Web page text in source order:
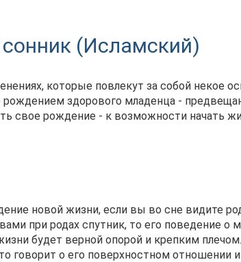
(Исламский)
которые повлекут за собой некое
рождением здорового младенца -
свое рождение - к возможности начать
новой жизни, если вы во сне видите
при родах спутник, то его поведение о
будет верной опорой и крепким
говорит о его поверхностном отношении